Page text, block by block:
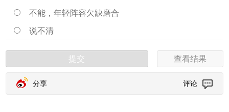
不能，年轻阵容欠缺磨合
说不清
提交 查看结果
分享 评论